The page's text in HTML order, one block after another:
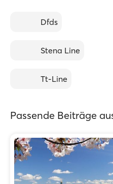
Dfds
Stena Line
Tt-Line
Passende Beiträge